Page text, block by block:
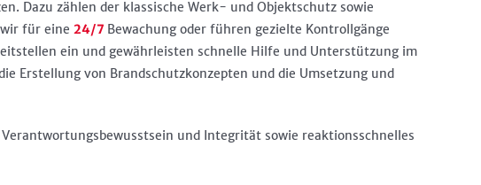
Dazu zählen der klassische Werk- und Objektschutz sowie
für eine 24/7 Bewachung oder führen gezielte Kontrollgänge
ein und gewährleisten schnelle Hilfe und Unterstützung im
Erstellung von Brandschutzkonzepten und die Umsetzung und
und Integrität sowie reaktionsschnelles